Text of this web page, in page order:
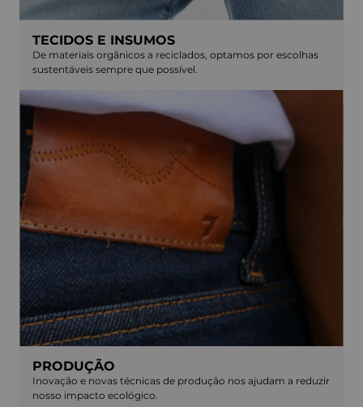
TECIDOS E INSUMOS
De materiais orgânicos a reciclados, optamos por escolhas
sustentáveis sempre que possível.
PRODUÇÃO
Inovação e novas técnicas de produção nos ajudam a reduzir
nosso impacto ecológico.